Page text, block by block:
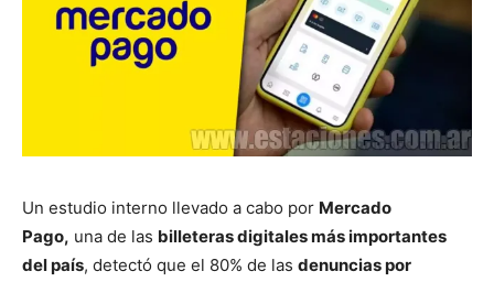
Un estudio interno llevado a cabo por Mercado
Pago, una de las billeteras digitales más importantes
del país, detectó que el 80% de las denuncias por